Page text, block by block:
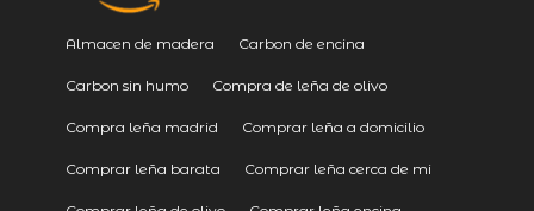
Almacen de madera Carbon de encina
Carbon sin humo Compra de leña de olivo
Compra leña madrid Comprar leña a domicilio
Comprar leña barata Comprar leña cerca de mi